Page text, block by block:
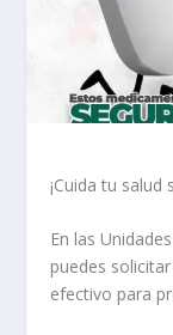
¡Cuida tu salud
En las
puedes
efectivo para